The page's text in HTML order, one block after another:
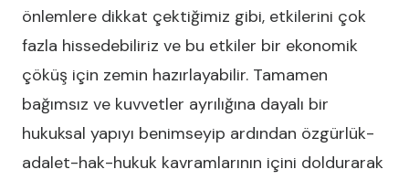
önlemlere dikkat çektiğimiz gibi, etkilerini çok
fazla hissedebiliriz ve bu etkiler bir ekonomik
çöküş için zemin hazırlayabilir. Tamamen
bağımsız ve kuvvetler ayrılığına dayalı bir
hukuksal yapıyı benimseyip ardından özgürlük-
adalet-hak-hukuk kavramlarının içini doldurarak